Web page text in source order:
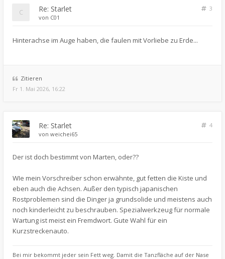
Re: Starlet
3
von C01
Hinterachse im Auge haben, die faulen mit Vorliebe zu Erde...
Zitieren
Fr 1. Mai 2026, 16:22
Re: Starlet
4
von weichei65
Der ist doch bestimmt von Marten, oder??
WIe mein Vorschreiber schon erwähnte, gut fetten die Kiste und
eben auch die Achsen. Außer den typisch japanischen
Rostproblemen sind die Dinger ja grundsolide und meistens auch
noch kinderleicht zu beschrauben. Spezialwerkzeug für normale
Wartung ist meist ein Fremdwort. Gute Wahl für ein
Kurzstreckenauto.
Bei mir bekommt jeder sein Fett weg. Damit die Tanzfläche auf der Nase